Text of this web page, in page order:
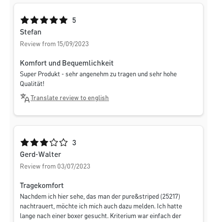
Average rating of 5 out of 5 stars
5
Stefan
Review from 15/09/2023
Komfort und Bequemlichkeit
Super Produkt - sehr angenehm zu tragen und sehr hohe
Qualität!
Translate review to english
Average rating of 3 out of 5 stars
3
Gerd-Walter
Review from 03/07/2023
Tragekomfort
Nachdem ich hier sehe, das man der pure&striped (25217)
nachtrauert, möchte ich mich auch dazu melden. Ich hatte
lange nach einer boxer gesucht. Kriterium war einfach der